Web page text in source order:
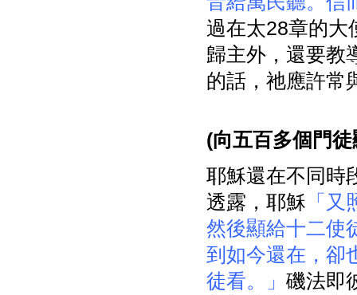
過在太28章的大
歸主外，還要教
的話，祂應許常
(向五百多個門徒
耶穌還在不同時
透露，耶穌 「
然後顯給十二使
到如今還在，卻
徒看。」 磯法即